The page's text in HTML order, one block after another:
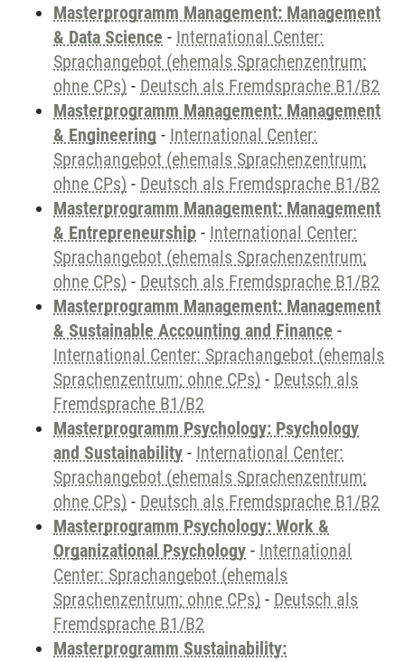
Masterprogramm Management: Management
& Data Science - International Center:
Sprachangebot (ehemals Sprachenzentrum;
ohne CPs) - Deutsch als Fremdsprache B1/B2
Masterprogramm Management: Management
& Engineering - International Center:
Sprachangebot (ehemals Sprachenzentrum;
ohne CPs) - Deutsch als Fremdsprache B1/B2
Masterprogramm Management: Management
& Entrepreneurship - International Center:
Sprachangebot (ehemals Sprachenzentrum;
ohne CPs) - Deutsch als Fremdsprache B1/B2
Masterprogramm Management: Management
& Sustainable Accounting and Finance -
International Center: Sprachangebot (ehemals
Sprachenzentrum; ohne CPs) - Deutsch als
Fremdsprache B1/B2
Masterprogramm Psychology: Psychology
and Sustainability - International Center:
Sprachangebot (ehemals Sprachenzentrum;
ohne CPs) - Deutsch als Fremdsprache B1/B2
Masterprogramm Psychology: Work &
Organizational Psychology - International
Center: Sprachangebot (ehemals
Sprachenzentrum; ohne CPs) - Deutsch als
Fremdsprache B1/B2
Masterprogramm Sustainability: